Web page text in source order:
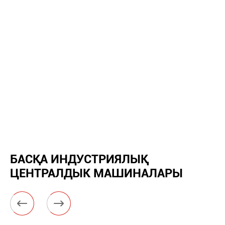
БАСҚА ИНДУСТРИЯЛЫҚ
ЦЕНТРАЛДЫК МАШИНАЛАРЫ
 